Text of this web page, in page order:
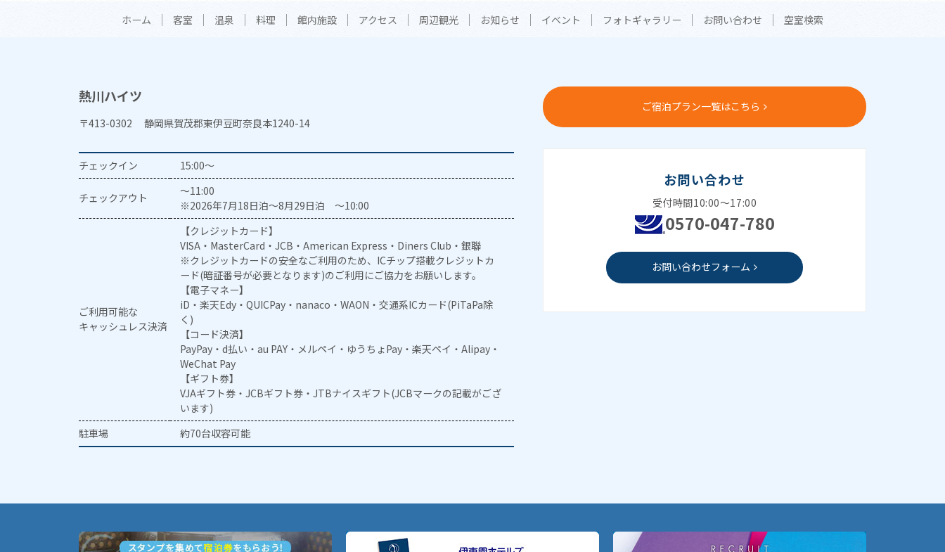
ホーム 客室 温泉 料理 館内施設 アクセス 周辺観光 お知らせ イベント フォトギャラリー お問い合わせ 空室検索
熱川ハイツ
〒413-0302 静岡県賀茂郡東伊豆町奈良本1240-14
チェックイン 15:00～
チェックアウト
～11:00
※2026年7月18日泊～8月29日泊 ～10:00
ご利用可能な
キャッシュレス決済
【クレジットカード】
VISA・MasterCard・JCB・American Express・Diners Club・銀聯
※クレジットカードの安全なご利用のため、ICチップ搭載クレジットカ
ード(暗証番号が必要となります)のご利用にご協力をお願いします。
【電子マネー】
iD・楽天Edy・QUICPay・nanaco・WAON・交通系ICカード(PiTaPa除
く)
【コード決済】
PayPay・d払い・au PAY・メルペイ・ゆうちょPay・楽天ペイ・Alipay・
WeChat Pay
【ギフト券】
VJAギフト券・JCBギフト券・JTBナイスギフト(JCBマークの記載がござ
います)
駐車場
約70台収容可能
ご宿泊プラン一覧はこちら
お問い合わせ
受付時間10:00～17:00
0570-047-780
お問い合わせフォーム